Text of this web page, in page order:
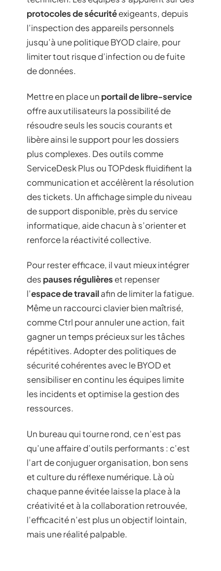
protocoles de sécuritéexigeants, depuis
l’inspection des appareils personnels
jusqu’à une politique BYOD claire, pour
limiter tout risque d’infection ou de fuite
de données.
Mettre en place un portail de libre-service
offre aux utilisateurs la possibilité de
résoudre seuls les soucis courants et
libère ainsi le support pour les dossiers
plus complexes. Des outils comme
ServiceDesk Plus ou TOPdesk fluidifient la
communication et accélèrent la résolution
des tickets. Un affichage simple du niveau
de support disponible, près du service
informatique, aide chacun à s’orienter et
renforce la réactivité collective.
Pour rester efficace, il vaut mieux intégrer
des pauses régulières et repenser
l’espace de travailafin de limiter la fatigue.
Même un raccourci clavier bien maîtrisé,
comme Ctrl pour annuler une action, fait
gagner un temps précieux sur les tâches
répétitives. Adopter des politiques de
sécurité cohérentes avec le BYOD et
sensibiliser en continu les équipes limite
les incidents et optimise la gestion des
ressources.
Un bureau qui tourne rond, ce n’est pas
qu’une affaire d’outils performants : c’est
l’art de conjuguer organisation, bon sens
et culture du réflexe numérique. Là où
chaque panne évitée laisse la place à la
créativité et à la collaboration retrouvée,
l’efficacité n’est plus un objectif lointain,
mais une réalité palpable.